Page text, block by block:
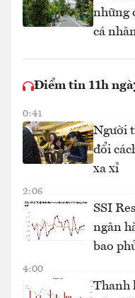
những
cá
Điểm tin 11h
0:41
Người
đổi
xa xỉ
2:06
SSI
ngân
bao
4:00
Thanh